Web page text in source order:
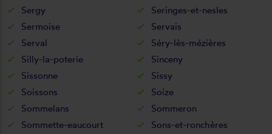
Sergy
Seringes-et-nesles
Sermoise
Servais
Serval
Séry-lès-mézières
Silly-la-poterie
Sinceny
Sissonne
Sissy
Soissons
Soize
Sommelans
Sommeron
Sommette-eaucourt
Sons-et-ronchères